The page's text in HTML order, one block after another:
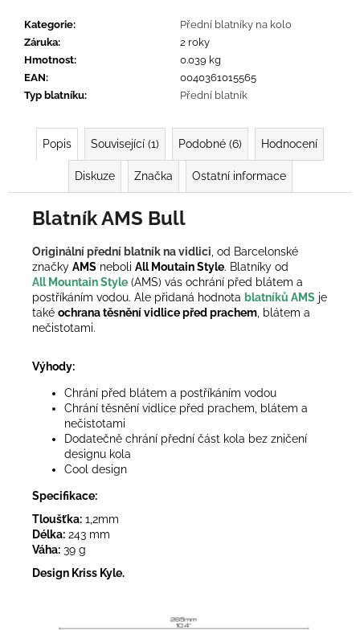
Kategorie:
Přední blatníky na kolo
Záruka:
2 roky
Hmotnost:
0.039 kg
EAN:
0040361015565
Typ blatníku: Přední blatník
Popis Související (1) Podobné (6) Hodnocení
Diskuze Značka Ostatní informace
Blatník AMS Bull
Originální přední blatník na vidlici, od Barcelonské
značky AMS neboli All Moutain Style. Blatníky od
All MountainStyle (AMS) vás ochrání před blátem a
postříkáním vodou. Ale přidaná hodnota blatníků AMS je
také ochrana těsnění vidlice před prachem, blátem a
nečistotami.
Výhody:
Chrání před blátem a postříkáním vodou
Chrání těsnění vidlice před prachem, blátem a
nečistotami
Dodatečně chrání přední část kola bez zničení
designu kola
Cool design
Specifikace:
Tloušťka: 1,2mm
Délka: 243 mm
Váha: 39 g
Design Kriss Kyle.
u
e
m
e